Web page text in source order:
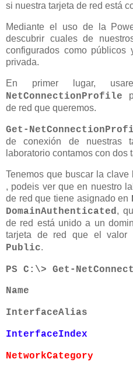
si nuestra tarjeta de red está
Mediante el uso de la
descubrir cuales de
configurados como
privada.
En primer lugar,
NetConnectionProfile
de red que queremos.
Get-
de conexión de nuestras
laboratorio contamos con dos
Tenemos que buscar la clave
, podeis ver que en nuestro
de red que tiene asignado en
DomainAuthenticated,
de red está unido a un
tarjeta de red que el valor
Public.
PS C:\> Get-
Name :
InterfaceAlias